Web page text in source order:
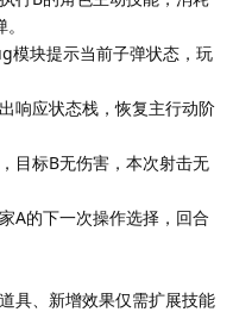
模块提示当前子弹状态，玩
响应状态栈，恢复主行动阶
目标B无伤害，本次射击无
A的下一次操作选择，回合
具、新增效果仅需扩展技能